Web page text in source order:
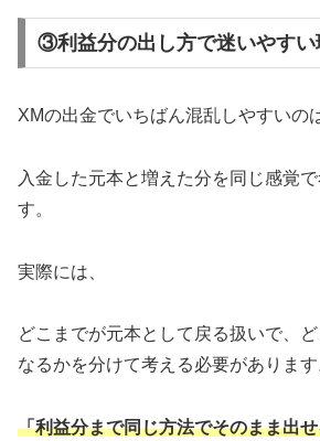
③利益分の出し方で迷いやすい
XMの出金でいちばん混乱しやすいの
入金した元本と増えた分を同じ感覚
す。
実際には、
どこまでが元本として戻る扱いで、
なるかを分けて考える必要があります
「利益分まで同じ方法でそのまま出